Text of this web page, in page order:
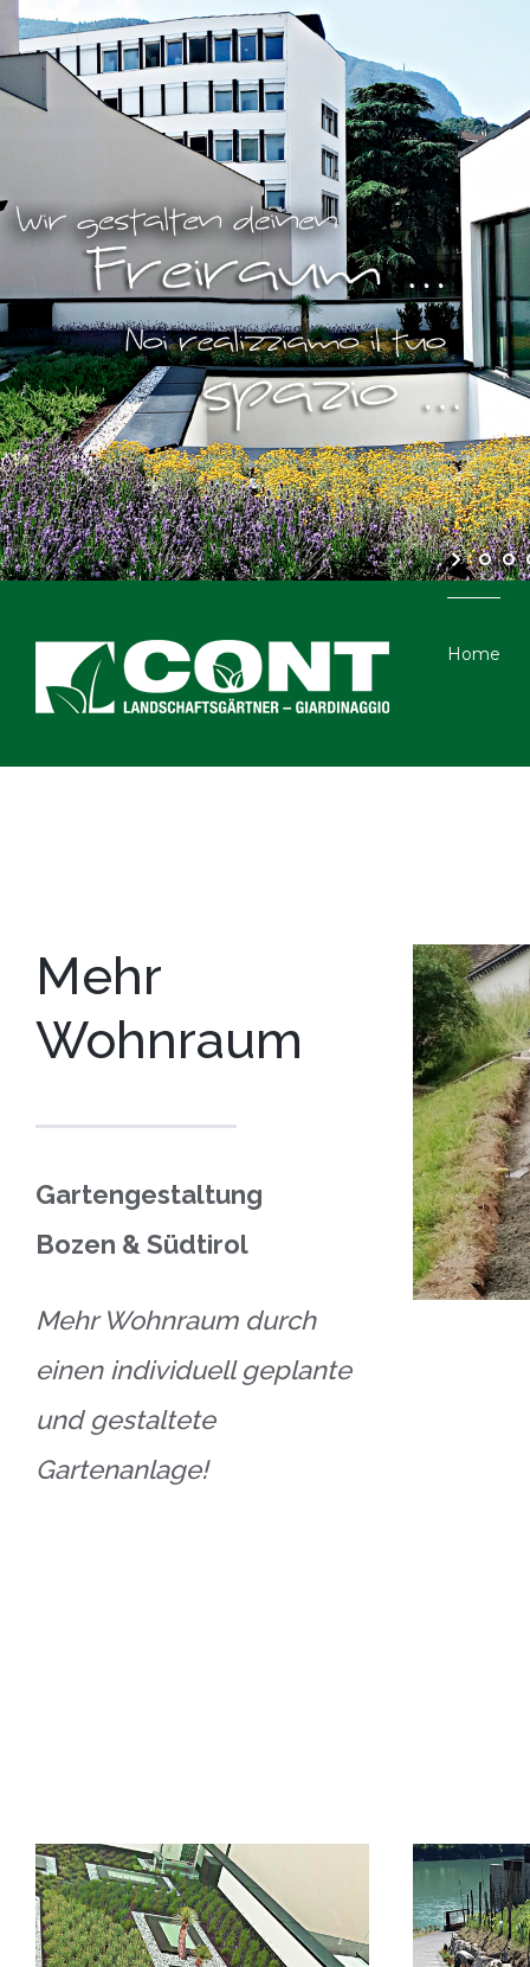
Home
Mehr
Wohnraum
Gartengestaltung
Bozen & Südtirol
Mehr Wohnraum durch
einen individuell geplante
und gestaltete
Gartenanlage!